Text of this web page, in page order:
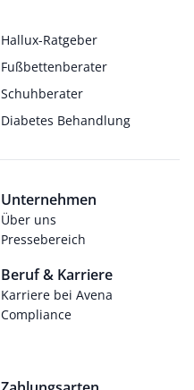
Hallux-Ratgeber
Fußbettenberater
Schuhberater
Diabetes Behandlung
Unternehmen
Über uns
Pressebereich
Beruf & Karriere
Karriere bei Avena
Compliance